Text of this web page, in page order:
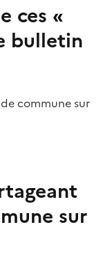
ces «
bulletin
commune sur
sur